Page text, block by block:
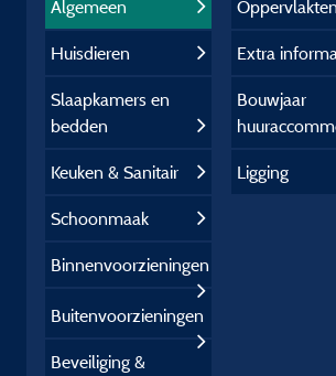
Algemeen
Huisdieren
Slaapkamers en
bedden
Keuken & Sanitair
Schoonmaak
Binnenvoorzieningen
Buitenvoorzieningen
Beveiliging &
Oppervlakten
Extra
Bouwjaar
Ligging